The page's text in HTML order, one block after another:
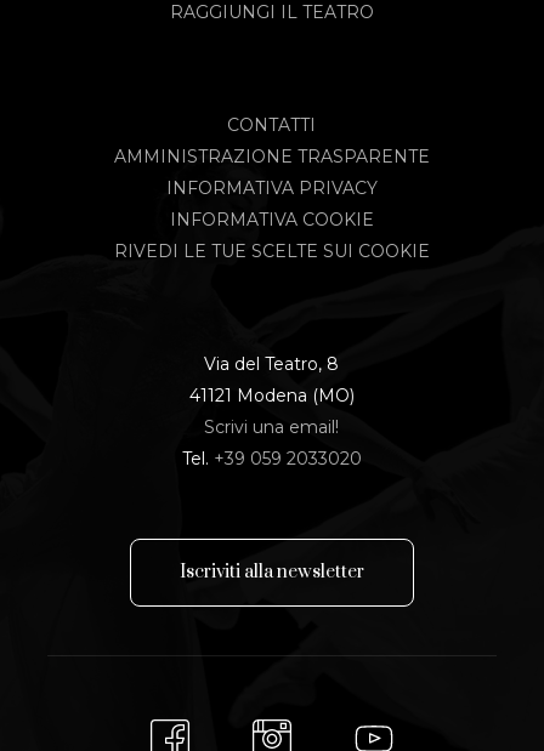
RAGGIUNGI IL TEATRO
CONTATTI
AMMINISTRAZIONE TRASPARENTE
INFORMATIVA PRIVACY
INFORMATIVA COOKIE
RIVEDI LE TUE SCELTE SUI COOKIE
Via del Teatro, 8
41121 Modena (MO)
Scrivi una email!
Tel. +39 059 2033020
Iscriviti allanewsletter